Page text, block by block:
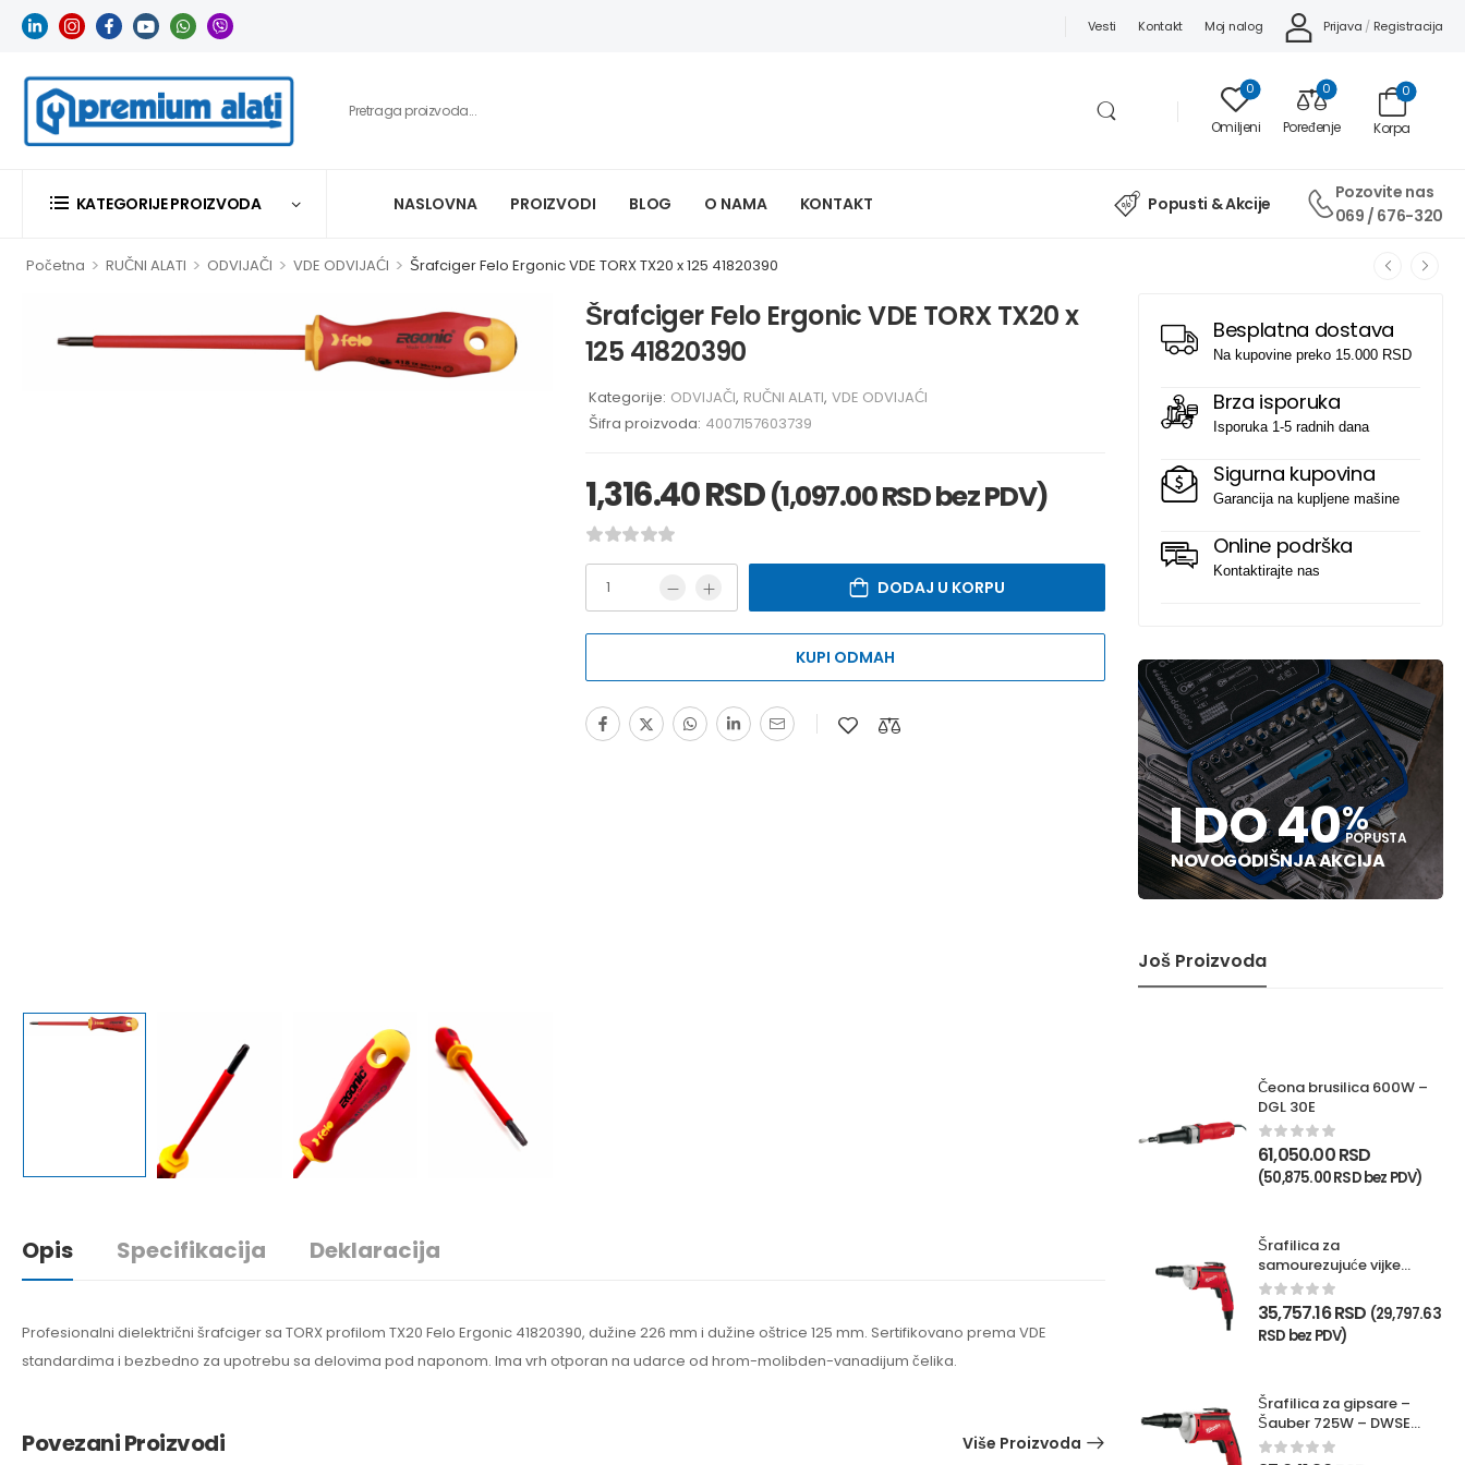
Vesti Kontakt Moj nalog Prijava / Registracija
0
Omiljeni
0
Poređenje Korpa
0
KATEGORIJE PROIZVODA NASLOVNA PROIZVODI BLOG O NAMA KONTAKT Popusti & Akcije
Pozovite nas
069 / 676-320
Početna > RUČNI ALATI > ODVIJAČI > VDE ODVIJAĆI > Šrafciger Felo Ergonic VDE TORX TX20 x 125 41820390
Besplatna dostava
Na kupovine preko 15.000 RSD
Brza isporuka
Isporuka 1-5 radnih dana
Sigurna kupovina
Garancija na kupljene mašine
Online podrška
Kontaktirajte nas
I DO 40%
POPUSTA
NOVOGODIŠNJA AKCIJA
Još Proizvoda
Čeona brusilica 600W –
DGL 30E
61,050.00RSD
(50,875.00RSDbez PDV)
Šrafilica za
samourezujuće vijke
725W – TKSE 2500Q
35,757.16RSD (29,797.63
RSD bez PDV)
Šrafilica za gipsare –
Šauber 725W – DWSE
4000Q
Šrafciger Felo Ergonic VDE TORX TX20 x
125 41820390
Kategorije: ODVIJAČI, RUČNI ALATI, VDE ODVIJAĆI
Šifra proizvoda: 4007157603739
1,316.40RSD (1,097.00RSDbez PDV)
DODAJ U KORPU
KUPI ODMAH
Opis Specifikacija Deklaracija
Profesionalni dielektrični šrafciger sa TORX profilom TX20 Felo Ergonic 41820390, dužine 226 mm i dužine oštrice 125 mm. Sertifikovano prema VDE
standardima i bezbedno za upotrebu sa delovima pod naponom. Ima vrh otporan na udarce od hrom-molibden-vanadijum čelika.
Povezani Proizvodi Više Proizvoda